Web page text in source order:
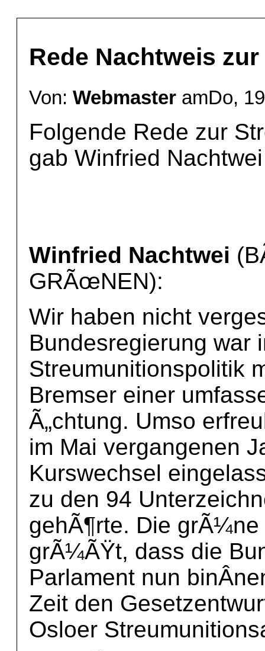
Rede Nachtweis
Von: Webmaster amDo,
Folgende Rede zur
gab Winfried
Winfried Nachtwei
GRÃœNEN):
Wir haben nicht
Bundesregierung war
Streumunitionspolitik
Bremser einer
Ã„chtung. Umso
im Mai vergangenen
Kurswechsel
zu den 94
gehÃ¶rte. Die
grÃ¼ÃŸt, dass die
Parlament nun
Zeit den
Osloer